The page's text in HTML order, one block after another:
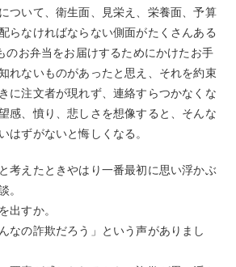
ついて、衛生面、見栄え、栄養面、予算
らなければならない側面がたくさんある
のお弁当をお届けするためにかけたお手
れないものがあったと思え、それを約束
に注文者が現れず、連絡すらつかなくな
感、憤り、悲しさを想像すると、そんな
はずがないと悔しくなる。
考えたときやはり一番最初に思い浮かぶ
。
出すか。
なの詐欺だろう」という声がありまし